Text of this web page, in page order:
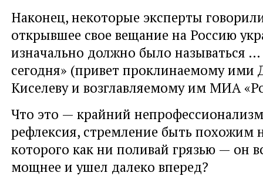
Наконец, некоторые эксперты
открывшее свое вещание на Россию
изначально должно было называться
сегодня» (привет проклинаемому
Киселеву и возглавляемому им МИА
Что это — крайний
рефлексия, стремление быть похожим
которого как ни поливай грязью — он
мощнее и ушел далеко вперед?